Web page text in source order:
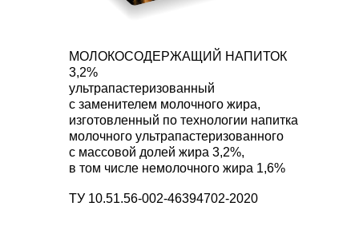
ТУ 10.51.56-002-46394702-2020
МОЛОКОСОДЕРЖАЩИЙ НАПИТОК
3,2%
ультрапастеризованный
с заменителем молочного жира,
изготовленный по технологии напитка
молочного ультрапастеризованного
с массовой долей жира 3,2%,
в том числе немолочного жира 1,6%